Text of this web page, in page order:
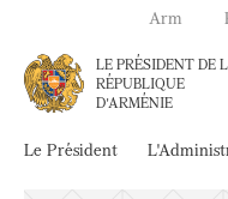
Arm
LE PRÉSIDENT DE
RÉPUBLIQUE
D'ARMÉNIE
Le Président